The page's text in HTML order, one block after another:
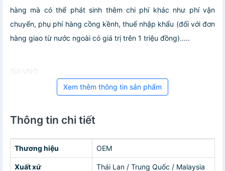
hàng mà có thể phát sinh thêm chi phí khác như phí vận
chuyển, phụ phí hàng cồng kềnh, thuế nhập khẩu (đối với đơn
hàng giao từ nước ngoài có giá trị trên 1 triệu đồng).....
Giá VNO
Xem thêm thông tin sản phẩm
Thông tin chi tiết
Thương hiệu OEM
Xuất xứ Thái Lan / Trung Quốc / Malaysia